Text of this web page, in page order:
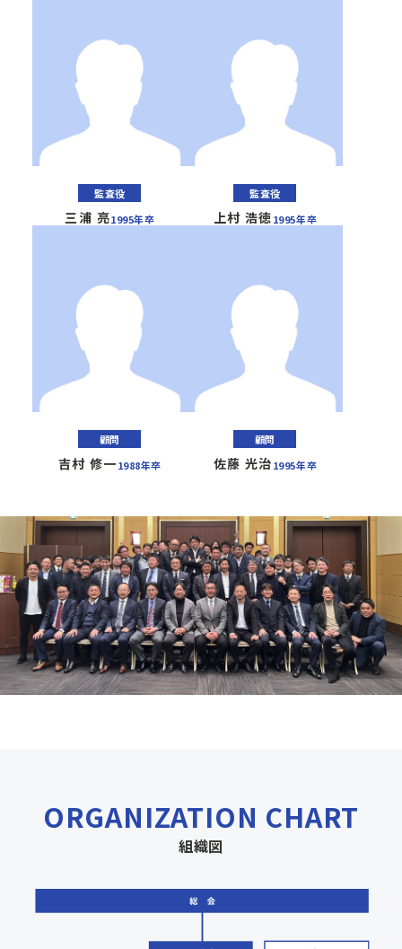
監査役
三浦 亮1995年卒
監査役
上村 浩徳1995年卒
顧問
吉村 修一1988年卒
顧問
佐藤 光治1995年卒
ORGANIZATION CHART
組織図